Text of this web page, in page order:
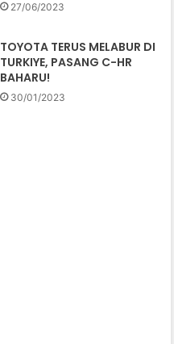
27/06/2023
TOYOTA TERUS MELABUR DI
TURKIYE, PASANG C-HR
BAHARU!
30/01/2023